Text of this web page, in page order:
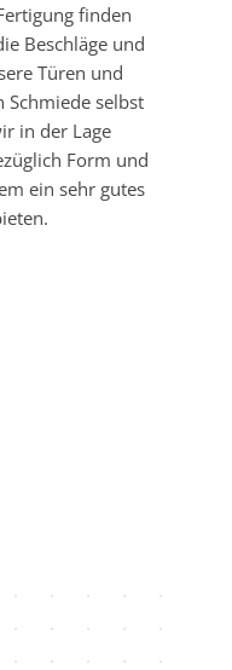
finden
Beschläge und
Türen und
Schmiede selbst
in der Lage
Form und
ein sehr gutes